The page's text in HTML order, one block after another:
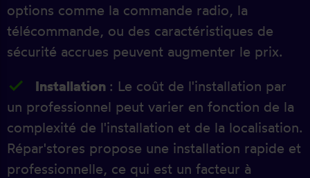
options comme la commande radio, la
télécommande, ou des caractéristiques de
sécurité accrues peuvent augmenter le prix.
Installation : Le coût de l'installation par
un professionnel peut varier en fonction de la
complexité de l'installation et de la localisation.
Répar'stores propose une installation rapide et
professionnelle, ce qui est un facteur à